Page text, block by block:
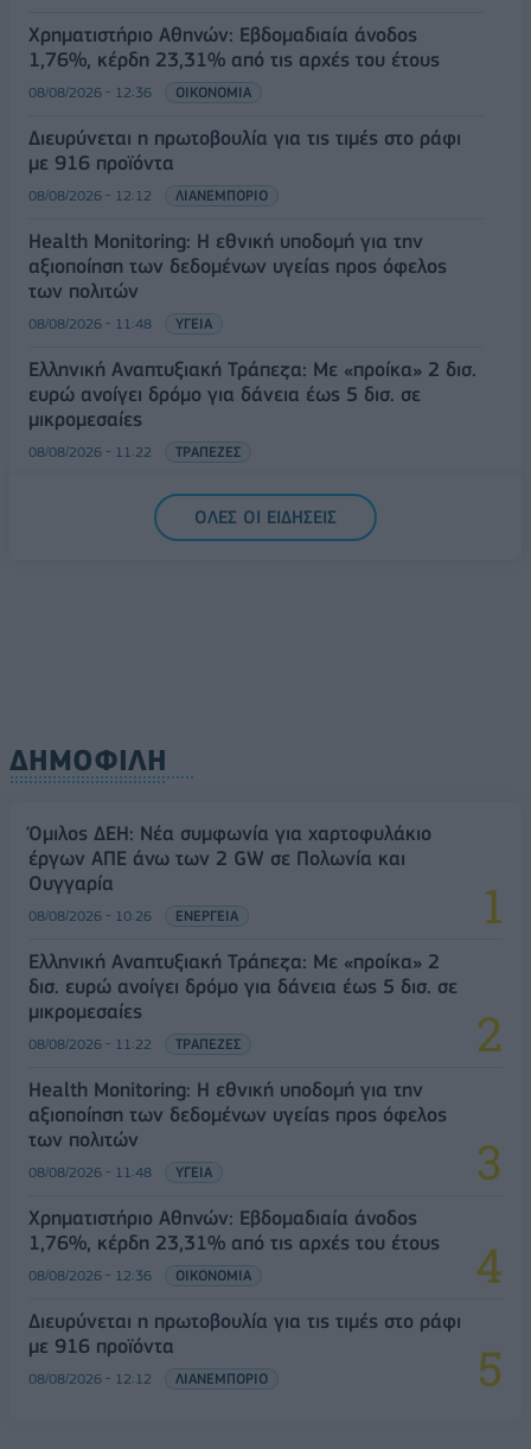
Χρηματιστήριο Αθηνών: Εβδομαδιαία άνοδος
1,76%, κέρδη 23,31% από τις αρχές του έτους
08/08/2026 - 12:36 ΟΙΚΟΝΟΜΙΑ
Διευρύνεται η πρωτοβουλία για τις τιμές στο ράφι
με 916 προϊόντα
08/08/2026 - 12:12 ΛΙΑΝΕΜΠΟΡΙΟ
Health Monitoring: Η εθνική υποδομή για την
αξιοποίηση των δεδομένων υγείας προς όφελος
των πολιτών
08/08/2026 - 11:48 ΥΓΕΙΑ
Ελληνική Αναπτυξιακή Τράπεζα: Με «προίκα» 2 δισ.
ευρώ ανοίγει δρόμο για δάνεια έως 5 δισ. σε
μικρομεσαίες
08/08/2026 - 11:22 ΤΡΑΠΕΖΕΣ
5G παντού, 6G στον ορίζοντα: Πού βρίσκεται η
Ελλάδα στη μεγάλη τεχνολογική μετάβαση
ΟΛΕΣ ΟΙ ΕΙΔΗΣΕΙΣ
ΔΗΜΟΦΙΛΗ
Όμιλος ΔΕΗ: Νέα συμφωνία για χαρτοφυλάκιο
έργων ΑΠΕ άνω των 2 GW σε Πολωνία και
Ουγγαρία
08/08/2026 - 10:26 ΕΝΕΡΓΕΙΑ
Ελληνική Αναπτυξιακή Τράπεζα: Με «προίκα» 2
δισ. ευρώ ανοίγει δρόμο για δάνεια έως 5 δισ. σε
μικρομεσαίες
08/08/2026 - 11:22 ΤΡΑΠΕΖΕΣ
Health Monitoring: Η εθνική υποδομή για την
αξιοποίηση των δεδομένων υγείας προς όφελος
των πολιτών
08/08/2026 - 11:48 ΥΓΕΙΑ
Χρηματιστήριο Αθηνών: Εβδομαδιαία άνοδος
1,76%, κέρδη 23,31% από τις αρχές του έτους
08/08/2026 - 12:36 ΟΙΚΟΝΟΜΙΑ
Διευρύνεται η πρωτοβουλία για τις τιμές στο ράφι
με 916 προϊόντα
08/08/2026 - 12:12 ΛΙΑΝΕΜΠΟΡΙΟ